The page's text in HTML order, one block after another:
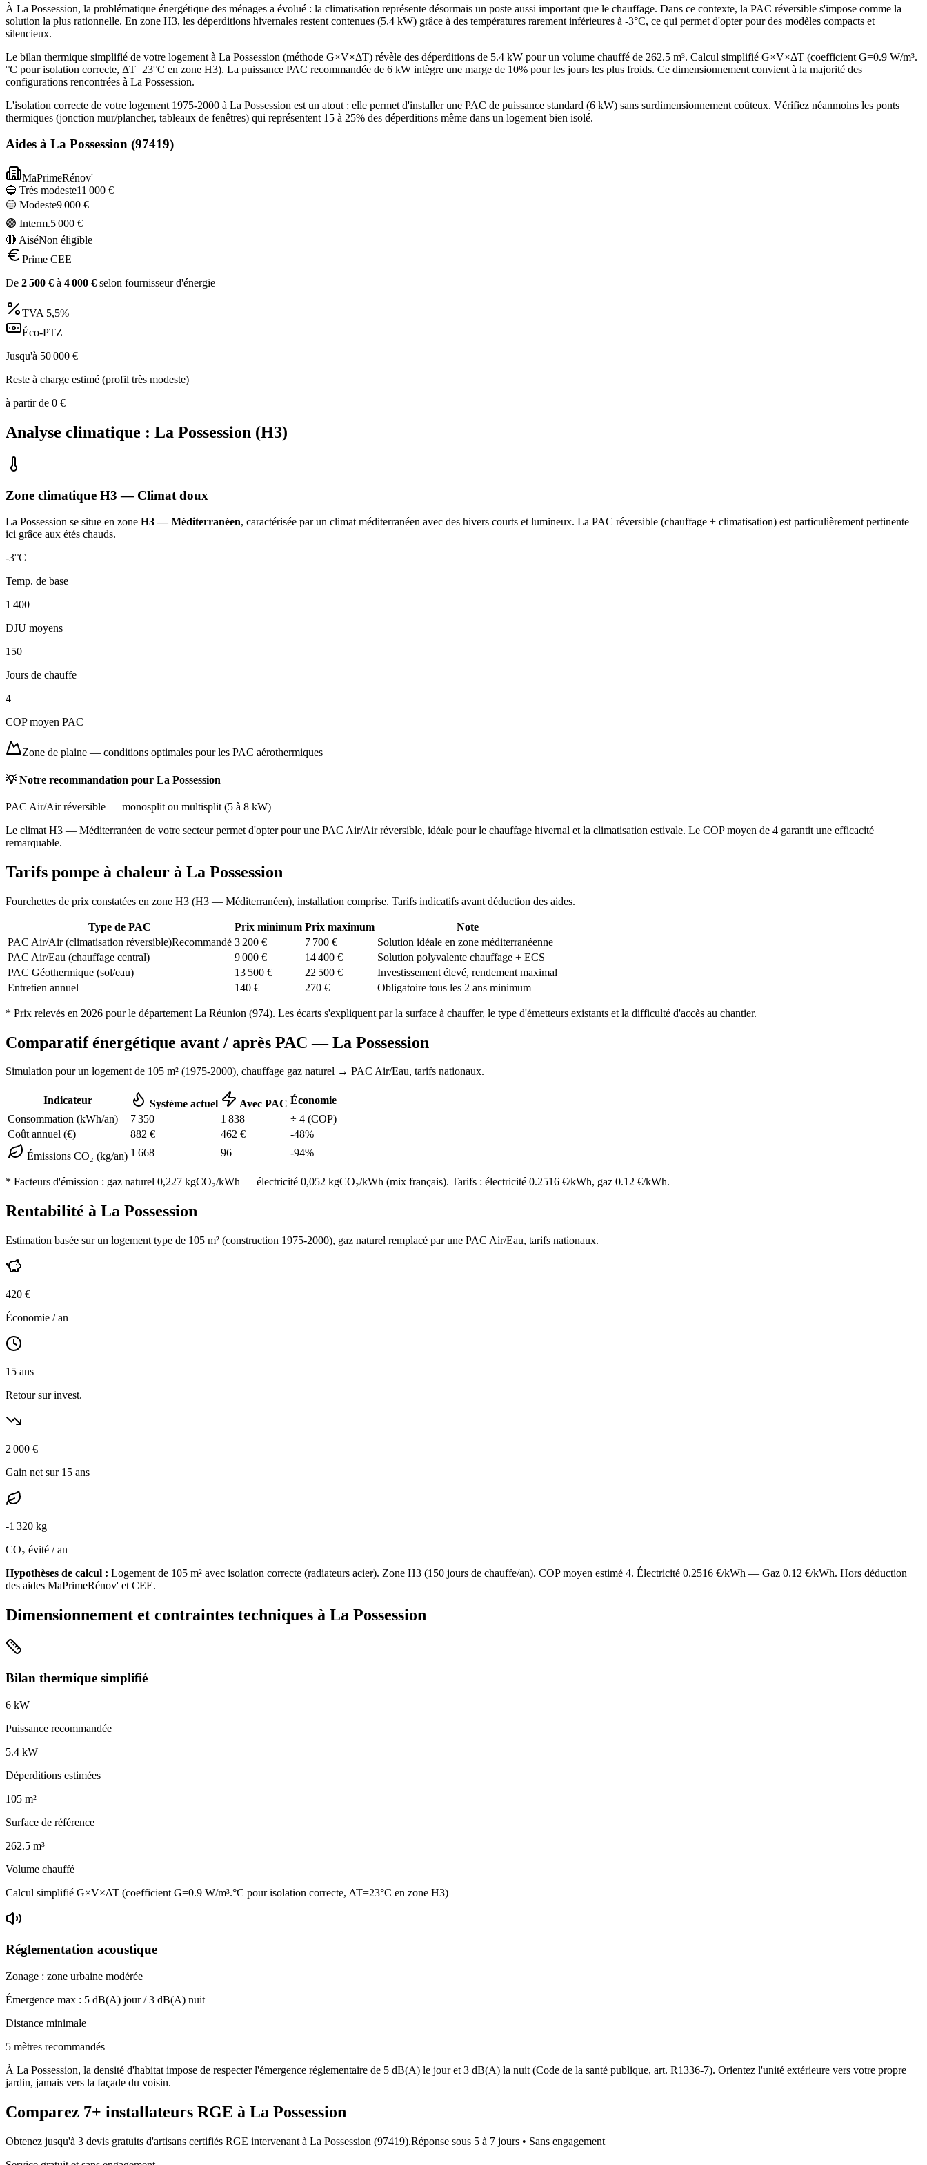
À La Possession, la problématique énergétique des ménages a évolué : la climatisation représente désormais un poste aussi important que le chauffage. Dans ce contexte, la PAC réversible s'impose comme la
solution la plus rationnelle. En zone H3, les déperditions hivernales restent contenues (5.4 kW) grâce à des températures rarement inférieures à -3°C, ce qui permet d'opter pour des modèles compacts et
silencieux.
Le bilan thermique simplifié de votre logement à La Possession (méthode G×V×ΔT) révèle des déperditions de 5.4 kW pour un volume chauffé de 262.5 m³. Calcul simplifié G×V×ΔT (coefficient G=0.9 W/m³.
°C pour isolation correcte, ΔT=23°C en zone H3). La puissance PAC recommandée de 6 kW intègre une marge de 10% pour les jours les plus froids. Ce dimensionnement convient à la majorité des
configurations rencontrées à La Possession.
L'isolation correcte de votre logement 1975-2000 à La Possession est un atout : elle permet d'installer une PAC de puissance standard (6 kW) sans surdimensionnement coûteux. Vérifiez néanmoins les ponts
thermiques (jonction mur/plancher, tableaux de fenêtres) qui représentent 15 à 25% des déperditions même dans un logement bien isolé.
Aides à La Possession (97419)
MaPrimeRénov'
🔵 Très modeste11 000 €
🟡 Modeste9 000 €
🟣 Interm.5 000 €
🔴 AiséNon éligible
Prime CEE
De 2 500 € à 4 000 € selon fournisseur d'énergie
TVA 5,5%
Éco-PTZ
Jusqu'à 50 000 €
Reste à charge estimé (profil très modeste)
à partir de 0 €
Analyse climatique : La Possession (H3)
Zone climatique H3 — Climat doux
La Possession se situe en zone H3 — Méditerranéen, caractérisée par un climat méditerranéen avec des hivers courts et lumineux. La PAC réversible (chauffage + climatisation) est particulièrement pertinente
ici grâce aux étés chauds.
-3°C
Temp. de base
1 400
DJU moyens
150
Jours de chauffe
4
COP moyen PAC
Zone de plaine — conditions optimales pour les PAC aérothermiques
💡 Notre recommandation pour La Possession
PAC Air/Air réversible — monosplit ou multisplit (5 à 8 kW)
Le climat H3 — Méditerranéen de votre secteur permet d'opter pour une PAC Air/Air réversible, idéale pour le chauffage hivernal et la climatisation estivale. Le COP moyen de 4 garantit une efficacité
remarquable.
Tarifs pompe à chaleur à La Possession
Fourchettes de prix constatées en zone H3 (H3 — Méditerranéen), installation comprise. Tarifs indicatifs avant déduction des aides.
Type de PAC Prix minimum Prix maximum
Note
PAC Air/Air (climatisation réversible)Recommandé 3 200 € 7 700 €
Solution idéale en zone méditerranéenne
PAC Air/Eau (chauffage central)
9 000 € 14 400 €
Solution polyvalente chauffage + ECS
PAC Géothermique (sol/eau)
13 500 € 22 500 €
Investissement élevé, rendement maximal
Entretien annuel
140 € 270 € Obligatoire tous les 2 ans minimum
* Prix relevés en 2026 pour le département La Réunion (974). Les écarts s'expliquent par la surface à chauffer, le type d'émetteurs existants et la difficulté d'accès au chantier.
Comparatif énergétique avant / après PAC —La Possession
Simulation pour un logement de 105 m² (1975-2000), chauffage gaz naturel → PAC Air/Eau, tarifs nationaux.
Indicateur Système actuel Avec PAC Économie
Consommation (kWh/an)
7 350 1 838 ÷ 4 (COP)
Coût annuel (€)
882 € 462 € -48%
Émissions CO₂ (kg/an) 1 668 96 -94%
* Facteurs d'émission : gaz naturel 0,227 kgCO₂/kWh — électricité 0,052 kgCO₂/kWh (mix français). Tarifs : électricité 0.2516 €/kWh, gaz 0.12 €/kWh.
Rentabilité à La Possession
Estimation basée sur un logement type de 105 m² (construction 1975-2000), gaz naturel remplacé par une PAC Air/Eau, tarifs nationaux.
420 €
Économie / an
15 ans
Retour sur invest.
2 000 €
Gain net sur 15 ans
-1 320 kg
CO₂ évité / an
Hypothèses de calcul : Logement de 105 m² avec isolation correcte (radiateurs acier). Zone H3 (150 jours de chauffe/an). COP moyen estimé 4. Électricité 0.2516 €/kWh — Gaz 0.12 €/kWh. Hors déduction
des aides MaPrimeRénov' et CEE.
Dimensionnement et contraintes techniques à La Possession
Bilan thermique simplifié
6 kW
Puissance recommandée
5.4 kW
Déperditions estimées
105 m²
Surface de référence
262.5 m³
Volume chauffé
Calcul simplifié G×V×ΔT (coefficient G=0.9 W/m³.°C pour isolation correcte, ΔT=23°C en zone H3)
Réglementation acoustique
Zonage : zone urbaine modérée
Émergence max : 5 dB(A) jour /3 dB(A) nuit
Distance minimale
5 mètres recommandés
À La Possession, la densité d'habitat impose de respecter l'émergence réglementaire de 5 dB(A) le jour et 3 dB(A) la nuit (Code de la santé publique, art. R1336-7). Orientez l'unité extérieure vers votre propre
jardin, jamais vers la façade du voisin.
Comparez 7+ installateurs RGE à La Possession
Obtenez jusqu'à 3 devis gratuits d'artisans certifiés RGE intervenant à La Possession (97419).Réponse sous 5 à 7 jours • Sans engagement